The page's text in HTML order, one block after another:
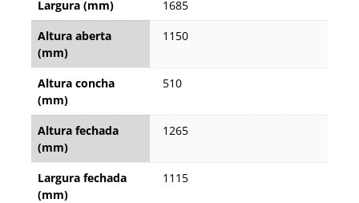
Largura (mm)
1685
Altura aberta
(mm)
1150
Altura concha
(mm)
510
Altura fechada
(mm)
1265
Largura fechada
(mm)
1115